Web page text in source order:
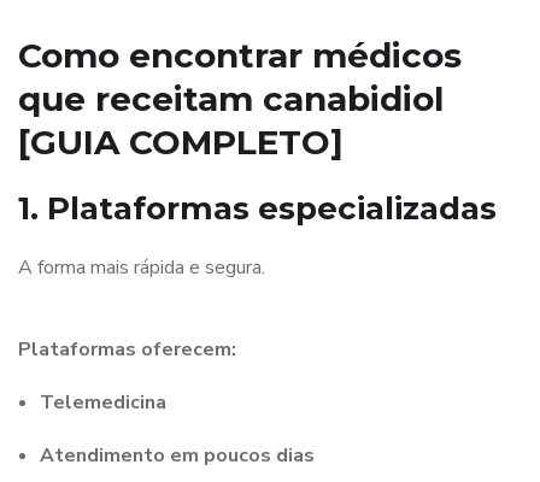
Como encontrar médicos
que receitam canabidiol
[GUIA COMPLETO]
1. Plataformas especializadas
A forma mais rápida e segura.
Plataformas oferecem:
Telemedicina
Atendimento em poucos dias